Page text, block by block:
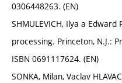
0306448263. (EN)
SHMULEVICH, Ilya a Edward
processing. Princeton, N.J.:
ISBN 0691117624. (EN)
SONKA, Milan, Vaclav